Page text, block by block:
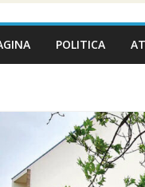
POLITICA